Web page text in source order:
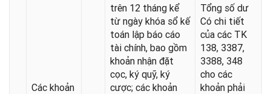
Các khoản
trên 12 tháng kể
từ ngày khóa sổ kế
toán lập báo cáo
tài chính, bao gồm
khoản nhận đặt
cọc, ký quỹ, ký
cược; các khoản
Tổng số dư
Có chi tiết
của các TK
138, 3387,
3388, 348
cho các
khoản phải